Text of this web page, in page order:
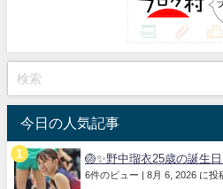
今日の人気記事
🏐✨野中瑠衣25歳の誕生
6件のビュー 8月 6, 2026 に投